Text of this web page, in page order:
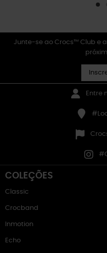
Junte-se ao Crocs™ Club e
Entre
COLEÇÕES
Classic
Crocband
Inmotion
Echo